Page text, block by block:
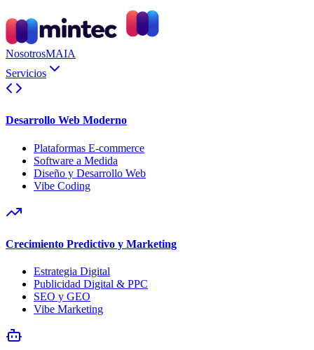
NosotrosMAIA
Servicios
Desarrollo Web Moderno
Plataformas E-commerce
Software a Medida
Diseño y Desarrollo Web
Vibe Coding
Crecimiento Predictivo y Marketing
Estrategia Digital
Publicidad Digital & PPC
SEO y GEO
Vibe Marketing